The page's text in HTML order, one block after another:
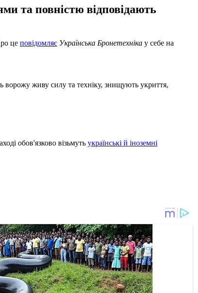
та повністю відповідають
це повідомляє Українська Бронетехніка у себе на
ворожу живу силу та техніку, знищують укриття,
обов'язково візьмуть українські й іноземні